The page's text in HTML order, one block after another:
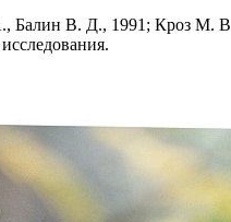
В. Д., 1991; Кроз М.